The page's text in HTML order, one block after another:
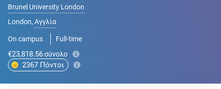
Brunel University London
London, Αγγλία
On campus Full-time
€23,818.56σύνολο
2367 Πόντοι